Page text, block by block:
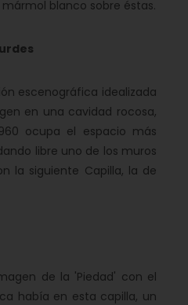
blanco sobre éstas.
escenográfica idealizada
en una cavidad rocosa,
ocupa el espacio más
libre uno de los muros
la siguiente Capilla, la de
de la 'Piedad' con el
había en esta capilla, un